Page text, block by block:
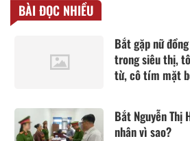
BÀI ĐỌC NHIỀU
Bắt gặp nữ
trong siêu thị,
từ, cô tím mặt
Bắt Nguyễn Thị
nhân vì sao?